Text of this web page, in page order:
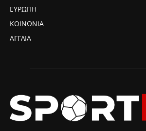
ΕΥΡΩΠΗ
ΚΟΙΝΩΝΙΑ
ΑΓΓΛΙΑ